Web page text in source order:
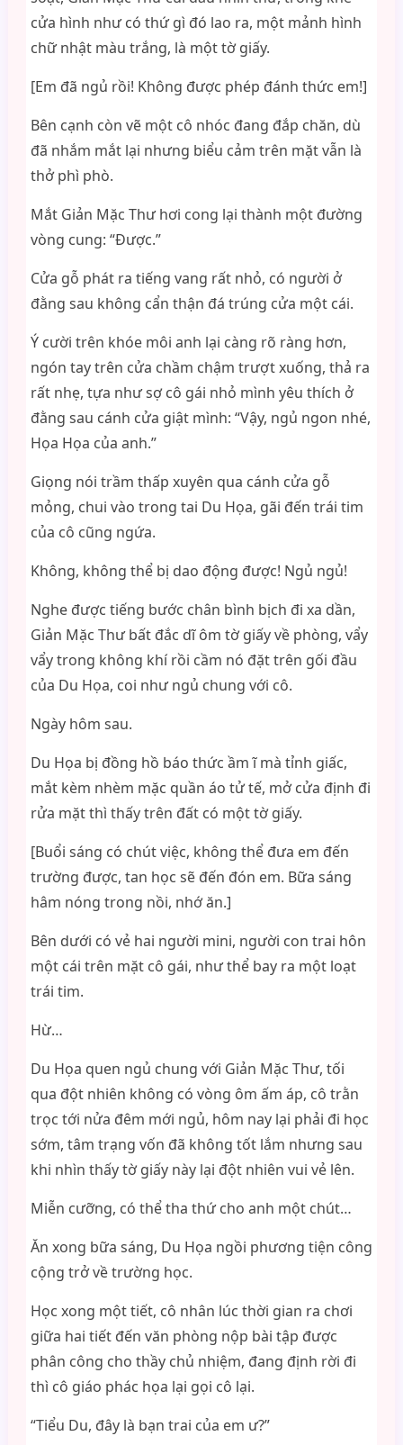
cửa hình như có thứ gì đó lao ra, một mảnh hình
chữ nhật màu trắng, là một tờ giấy.
[Em đã ngủ rồi! Không được phép đánh thức em!]
Bên cạnh còn vẽ một cô nhóc đang đắp chăn, dù
đã nhắm mắt lại nhưng biểu cảm trên mặt vẫn là
thở phì phò.
Mắt Giản Mặc Thư hơi cong lại thành một đường
vòng cung: “Được.”
Cửa gỗ phát ra tiếng vang rất nhỏ, có người ở
đằng sau không cẩn thận đá trúng cửa một cái.
Ý cười trên khóe môi anh lại càng rõ ràng hơn,
ngón tay trên cửa chầm chậm trượt xuống, thả ra
rất nhẹ, tựa như sợ cô gái nhỏ mình yêu thích ở
đằng sau cánh cửa giật mình: “Vậy, ngủ ngon nhé,
Họa Họa của anh.”
Giọng nói trầm thấp xuyên qua cánh cửa gỗ
mỏng, chui vào trong tai Du Họa, gãi đến trái tim
của cô cũng ngứa.
Không, không thể bị dao động được! Ngủ ngủ!
Nghe được tiếng bước chân bình bịch đi xa dần,
Giản Mặc Thư bất đắc dĩ ôm tờ giấy về phòng, vẩy
vẩy trong không khí rồi cầm nó đặt trên gối đầu
của Du Họa, coi như ngủ chung với cô.
Ngày hôm sau.
Du Họa bị đồng hồ báo thức ầm ĩ mà tỉnh giấc,
mắt kèm nhèm mặc quần áo tử tế, mở cửa định đi
rửa mặt thì thấy trên đất có một tờ giấy.
[Buổi sáng có chút việc, không thể đưa em đến
trường được, tan học sẽ đến đón em. Bữa sáng
hâm nóng trong nồi, nhớ ăn.]
Bên dưới có vẻ hai người mini, người con trai hôn
một cái trên mặt cô gái, như thể bay ra một loạt
trái tim.
Hừ…
Du Họa quen ngủ chung với Giản Mặc Thư, tối
qua đột nhiên không có vòng ôm ấm áp, cô trằn
trọc tới nửa đêm mới ngủ, hôm nay lại phải đi học
sớm, tâm trạng vốn đã không tốt lắm nhưng sau
khi nhìn thấy tờ giấy này lại đột nhiên vui vẻ lên.
Miễn cưỡng, có thể tha thứ cho anh một chút…
Ăn xong bữa sáng, Du Họa ngồi phương tiện công
cộng trở về trường học.
Học xong một tiết, cô nhân lúc thời gian ra chơi
giữa hai tiết đến văn phòng nộp bài tập được
phân công cho thầy chủ nhiệm, đang định rời đi
thì cô giáo phác họa lại gọi cô lại.
“Tiểu Du, đây là bạn trai của em ư?”